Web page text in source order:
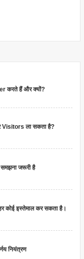
करते हैं और क्यों?
ला सकता है?
जरूरी है
कोई इस्तेमाल कर सकता है।
नियंत्रण